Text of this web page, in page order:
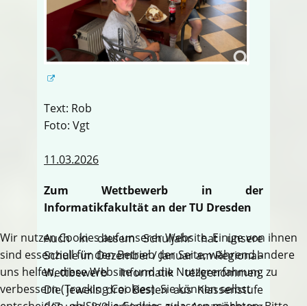
Text: Rob
Foto: Vgt
11.03.2026
Zum Wettbewerb in der
Informatikfakultät an der TU Dresden
Auch in diesem Schuljahr hat unsere
Schule im Dezember / Januar am Regional-
Wettbewerb Informatik teilgenommen.
Die jeweils drei Besten aus Klassenstufe
Wir nutzen Cookies auf unserer Website. Einige von ihnen
sind essenziell für den Betrieb der Seite, während andere
uns helfen, diese Website und die Nutzererfahrung zu
verbessern (Tracking Cookies). Sie können selbst